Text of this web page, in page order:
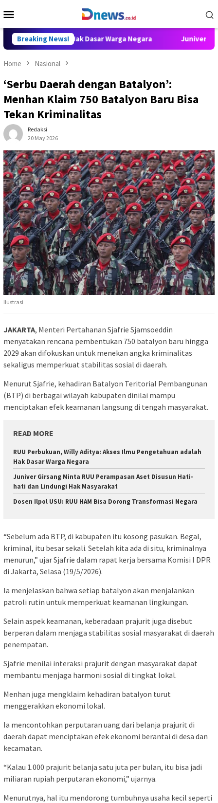
to
Menu
Breaking News!
adalah Hak Dasar Warga Negara Juniver Girsang
Home Nasional
‘Serbu Daerah dengan Batalyon’:
Menhan Klaim 750 Batalyon Baru Bisa
Tekan Kriminalitas
Redaksi
20 May 2026
Ilustrasi
JAKARTA, Menteri Pertahanan Sjafrie Sjamsoeddin
menyatakan rencana pembentukan 750 batalyon baru hingga
2029 akan difokuskan untuk menekan angka kriminalitas
sekaligus memperkuat stabilitas sosial di daerah.
Menurut Sjafrie, kehadiran Batalyon Teritorial Pembangunan
(BTP) di berbagai wilayah kabupaten dinilai mampu
menciptakan efek keamanan langsung di tengah masyarakat.
READ MORE
RUU Perbukuan, Willy Aditya: Akses Ilmu Pengetahuan adalah
Hak Dasar Warga Negara
Juniver Girsang Minta RUU Perampasan Aset Disusun Hati-
hati dan Lindungi Hak Masyarakat
Dosen Ilpol USU: RUU HAM Bisa Dorong Transformasi Negara
“Sebelum ada BTP, di kabupaten itu kosong pasukan. Begal,
kriminal, itu besar sekali. Setelah kita ada di situ, kriminalnya
menurun,” ujar Sjafrie dalam rapat kerja bersama Komisi I DPR
di Jakarta, Selasa (19/5/2026).
Ia menjelaskan bahwa setiap batalyon akan menjalankan
patroli rutin untuk memperkuat keamanan lingkungan.
Selain aspek keamanan, keberadaan prajurit juga disebut
berperan dalam menjaga stabilitas sosial masyarakat di daerah
penempatan.
Sjafrie menilai interaksi prajurit dengan masyarakat dapat
membantu menjaga harmoni sosial di tingkat lokal.
Menhan juga mengklaim kehadiran batalyon turut
menggerakkan ekonomi lokal.
Ia mencontohkan perputaran uang dari belanja prajurit di
daerah dapat menciptakan efek ekonomi berantai di desa dan
kecamatan.
“Kalau 1.000 prajurit belanja satu juta per bulan, itu bisa jadi
miliaran rupiah perputaran ekonomi,” ujarnya.
Menurutnya, hal itu mendorong tumbuhnya usaha kecil seperti